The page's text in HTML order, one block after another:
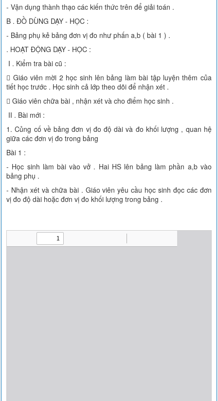
- Vận dụng thành thạo các kiến thức trên để giải toán .
B . ĐỒ DÙNG DẠY - HỌC :
- Bảng phụ kẻ bảng đơn vị đo như phấn a,b ( bài 1 ) .
. HOẠT ĐỘNG DẠY - HỌC :
I . Kiểm tra bài cũ :
 Giáo viên mời 2 học sinh lên bảng làm bài tập luyện thêm của
tiết học trước . Học sinh cả lớp theo dõi để nhận xét .
 Giáo viên chữa bài , nhận xét và cho điểm học sinh .
II . Bài mới :
1. Củng cố về bảng đơn vị đo độ dài và đo khối lượng , quan hệ
giữa các đơn vị đo trong bảng
Bài 1 :
- Học sinh làm bài vào vở . Hai HS lên bảng làm phần a,b vào
bảng phụ .
- Nhận xét và chữa bài . Giáo viên yêu cầu học sinh đọc các đơn
vị đo độ dài hoặc đơn vị đo khối lượng trong bảng .